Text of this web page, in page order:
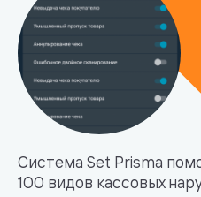
Система Set Prisma
100 видов кассовых